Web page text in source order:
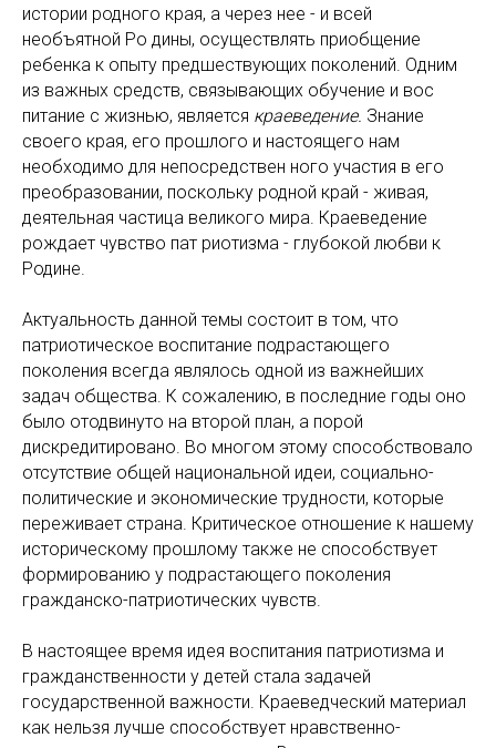
истории родного края, а через нее - и всей
необъятной Ро дины, осуществлять приобщение
ребенка к опыту предшествующих поколений. Одним
из важных средств, связывающих обучение и вос
питание с жизнью, является краеведение. Знание
своего края, его прошлого и настоящего нам
необходимо для непосредствен ного участия в его
преобразовании, поскольку родной край - живая,
деятельная частица великого мира. Краеведение
рождает чувство пат риотизма - глубокой любви к
Родине.
Актуальность данной темы состоит в том, что
патриотическое воспитание подрастающего
поколения всегда являлось одной из важнейших
задач общества. К сожалению, в последние годы оно
было отодвинуто на второй план, а порой
дискредитировано. Во многом этому способствовало
отсутствие общей национальной идеи, социально-
политические и экономические трудности, которые
переживает страна. Критическое отношение к нашему
историческому прошлому также не способствует
формированию у подрастающего поколения
гражданско-патриотических чувств.
В настоящее время идея воспитания патриотизма и
гражданственности у детей стала задачей
государственной важности. Краеведческий материал
как нельзя лучше способствует нравственно-